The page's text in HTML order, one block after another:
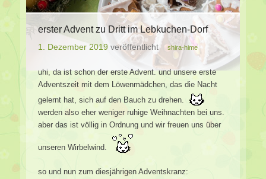
erster Advent zu Dritt im Lebkuchen-Dorf
1. Dezember 2019 veröffentlicht shira-hime
uhi, da ist schon der erste Advent. und unsere erste
Adventszeit mit dem Löwenmädchen, das die Nacht
gelernt hat, sich auf den Bauch zu drehen.
werden also eher weniger ruhige Weihnachten bei uns.
aber das ist völlig in Ordnung und wir freuen uns über
unseren Wirbelwind.
so und nun zum diesjährigen Adventskranz: